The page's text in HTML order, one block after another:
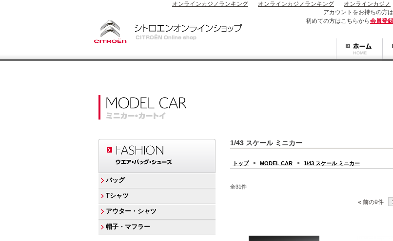
オンラインカジノランキング オンラインカジノランキング オンラインカジノ
アカウントをお持ちの方
初めての方はこちらから会員登録
バッグ
Tシャツ
アウター・シャツ
帽子・マフラー
1/43 スケール ミニカー
トップ > MODEL CAR > 1/43 スケール ミニカー
全31件
« 前の9件